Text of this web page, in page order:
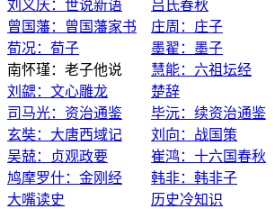
刘义庆：世说新语
吕氏春秋
曾国藩：曾国藩家书
庄周：庄子
荀况：荀子
墨翟：墨子
南怀瑾：老子他说 慧能：六祖坛经
刘勰：文心雕龙
楚辞
司马光：资治通鉴
毕沅：续资治通鉴
玄奘：大唐西域记
刘向：战国策
吴兢：贞观政要
崔鸿：十六国春秋
鸠摩罗什：金刚经
韩非：韩非子
大嘴读史
历史冷知识